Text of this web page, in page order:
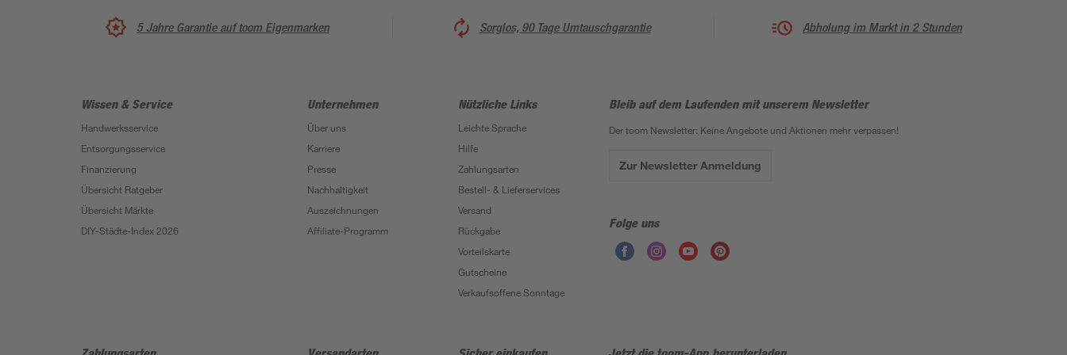
5 Jahre Garantie auf toom Eigenmarken Sorglos, 90 Tage Umtauschgarantie Abholung im Markt in 2 Stunden
Wissen & Service
Handwerksservice
Entsorgungsservice
Finanzierung
Übersicht Ratgeber
Übersicht Märkte
DIY-Städte-Index 2026
Unternehmen
Über uns
Karriere
Presse
Nachhaltigkeit
Auszeichnungen
Affiliate-Programm
Nützliche Links
Leichte Sprache
Hilfe
Zahlungsarten
Bestell- & Lieferservices
Versand
Rückgabe
Vorteilskarte
Gutscheine
Verkaufsoffene Sonntage
Bleib auf dem Laufenden mit unserem Newsletter
Der toom Newsletter: Keine Angebote und Aktionen mehr verpassen!
Zur Newsletter Anmeldung
Folge uns